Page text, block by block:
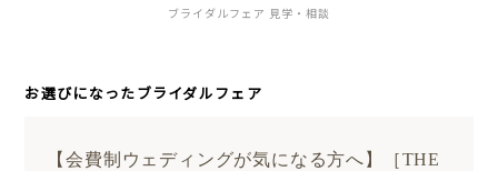
ブライダルフェア 見学・相談
お選びになったブライダルフェア
【会費制ウェディングが気になる方へ】［THE